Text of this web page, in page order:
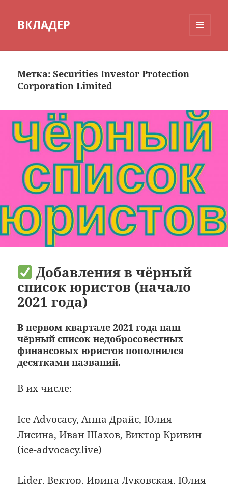
ВКЛАДЕР
Метка:Securities Investor Protection
Corporation Limited
Добавления в чёрный
список юристов (начало
2021 года)
В первом квартале 2021 года наш
чёрный список недобросовестных
финансовых юристов пополнился
десятками названий.
В их числе:
Ice Advocacy, Анна Драйс, Юлия
Лисина, Иван Шахов, Виктор Кривин
(ice-advocacy.live)
Lider, Вектор, Ирина Луковская, Юлия